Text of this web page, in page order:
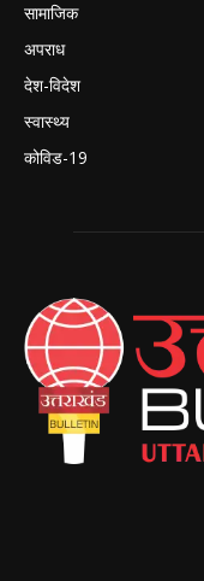
सामाजिक
अपराध
देश-विदेश
स्वास्थ्य
कोविड-19